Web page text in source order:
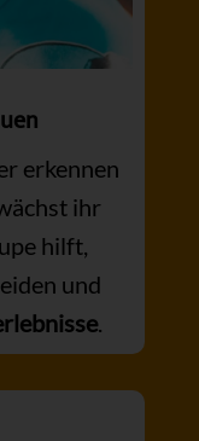
erkennen
ihr
hilft,
und
.